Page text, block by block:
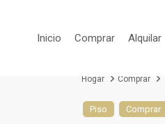
Inicio Comprar Alquilar
Hogar Comprar
Piso Comprar